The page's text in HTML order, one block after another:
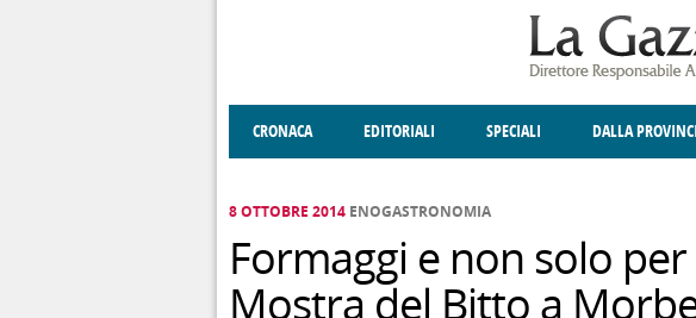
CRONACA EDITORIALI SPECIALI DALLA
8 OTTOBRE 2014 ENOGASTRONOMIA
Formaggi e non solo
Mostra del Bitto a